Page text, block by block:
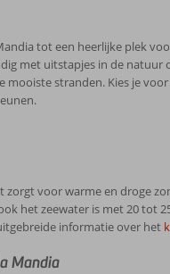
tot een heerlijke plek
met uitstapjes in de
stranden. Kies je
voor warme en droge
het zeewater is met 20 tot
informatie over het
Mandia